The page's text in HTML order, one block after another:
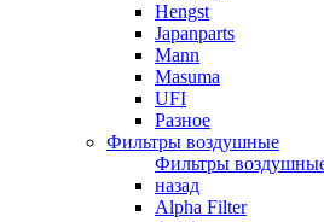
Hengst
Japanparts
Mann
Masuma
UFI
Разное
Фильтры воздушные
Фильтры
назад
Alpha Filter